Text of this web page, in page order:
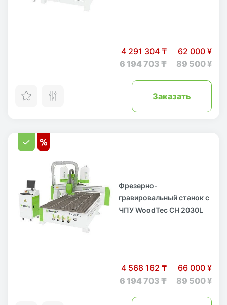
4 291 304 ₸
6 194 703 ₸
62 000 ¥
89 500 ¥
Заказать
Фрезерно-
гравировальный станок с
ЧПУ WoodTec CH 2030L
4 568 162 ₸
6 194 703 ₸
66 000 ¥
89 500 ¥